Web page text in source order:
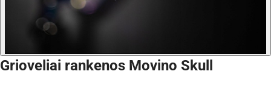
Grioveliai rankenos Movino Skull